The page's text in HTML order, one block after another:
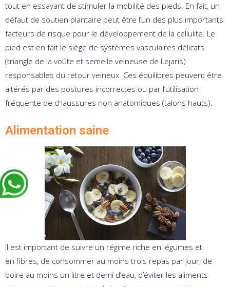
tout en essayant de stimuler la mobilité des pieds. En fait, un
défaut de soutien plantaire peut être l’un des plus importants
facteurs de risque pour le développement de la cellulite. Le
pied est en fait le siège de systèmes vasculaires délicats
(triangle de la voûte et semelle veineuse de Lejaris)
responsables du retour veineux. Ces équilibres peuvent être
altérés par des postures incorrectes ou par l’utilisation
fréquente de chaussures non anatomiques (talons hauts).
Alimentation saine
Il est important de suivre un régime riche en légumes et
en fibres, de consommer au moins trois repas par jour, de
boire au moins un litre et demi d’eau, d’éviter les aliments